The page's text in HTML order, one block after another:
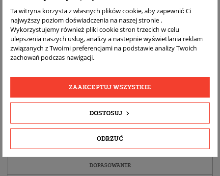
DARMOWA
BEZPŁATNY
ZWROT
REALNE
SZCZEGÓŁY PRODUKTU
DOPASOWANIE
Ta witryna korzysta z własnych plików cookie, aby zapewnić Ci
najwyższy poziom doświadczenia na naszej stronie .
Wykorzystujemy również pliki cookie stron trzecich w celu
ulepszenia naszych usług, analizy a nastepnie wyświetlania reklam
związanych z Twoimi preferencjami na podstawie analizy Twoich
zachowań podczas nawigacji.
ODRZUĆ
DOSTOSUJ
ZAAKCEPTUJ WSZYSTKIE